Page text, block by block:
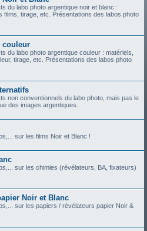
du labo photo argentique noir et blanc :
films, tirage, etc. Présentations des labos photo
couleur
du labo photo argentique couleur : matériels,
tirage, etc. Présentations des labos photo
non conventionnels du labo photo, mais pas le
des images argentiques.
sur les films Noir et Blanc !
sur les chimies (révélateurs, BA, fixateurs)
Noir et Blanc
sur les papiers / révélateurs papier Noir &